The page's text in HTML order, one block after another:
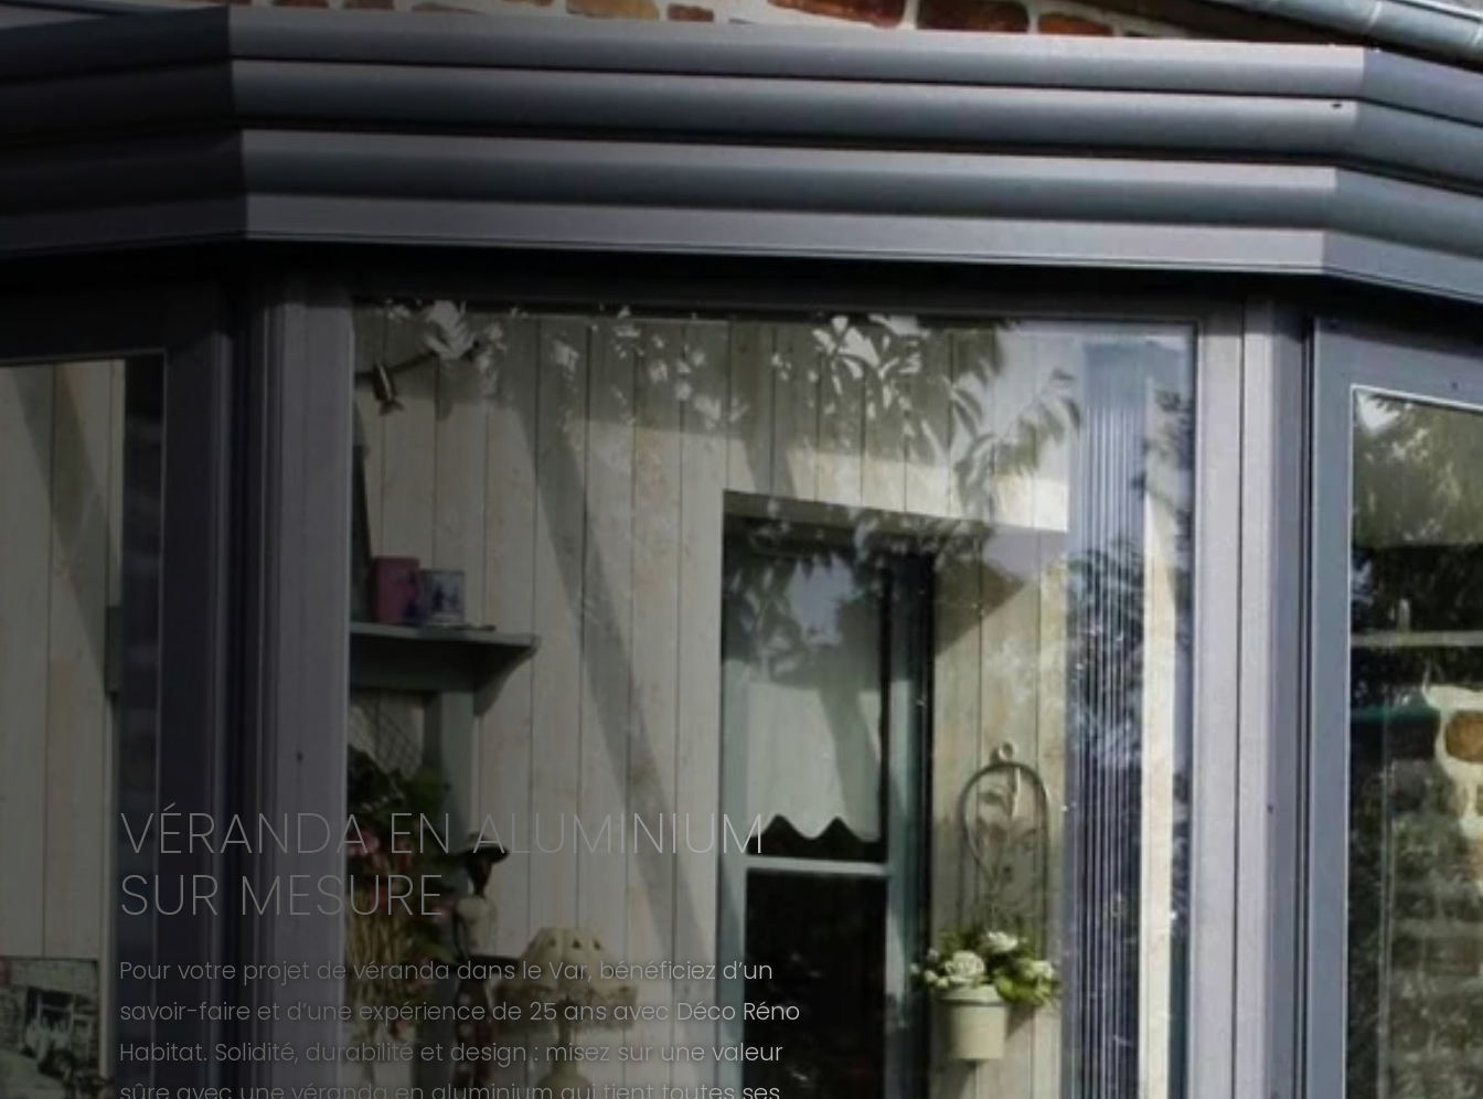
VÉRANDA EN ALUMINIUM
SUR MESURE
Pour votre projet de véranda dans le Var, bénéficiez d’un
savoir-faire et d’une expérience de 25 ans avec Déco Réno
Habitat. Solidité, durabilité et design : misez sur une valeur